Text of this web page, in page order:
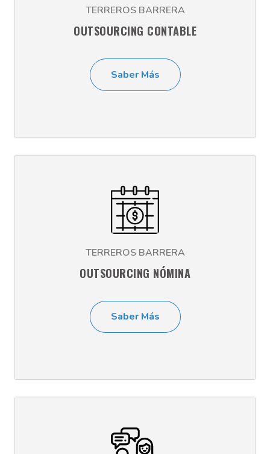
TERREROS BARRERA
OUTSOURCING CONTABLE
Saber Más
TERREROS BARRERA
OUTSOURCING NÓMINA
Saber Más